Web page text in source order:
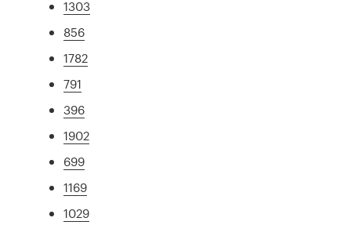
1303
856
1782
791
396
1902
699
1169
1029